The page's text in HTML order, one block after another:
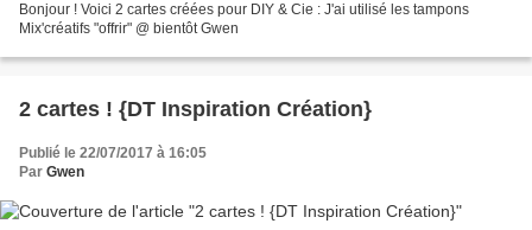
Bonjour ! Voici 2 cartes créées pour DIY & Cie : J'ai utilisé les tampons
Mix'créatifs "offrir" @ bientôt Gwen
2 cartes ! {DT Inspiration Création}
Publié le 22/07/2017 à 16:05
Par Gwen